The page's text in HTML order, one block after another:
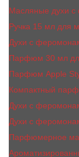
Масляные духи
Ручка 15 мл для
Духи с
Парфюм 30 мл
Парфюм Apple
Компактный
Духи с
Духи с
Парфюмерное